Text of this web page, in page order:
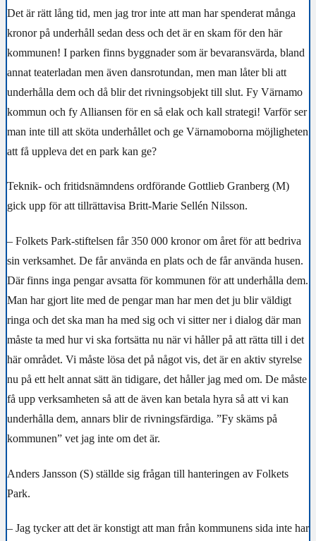
Det är rätt lång tid, men jag tror inte att man har spenderat många
kronor på underhåll sedan dess och det är en skam för den här
kommunen! I parken finns byggnader som är bevaransvärda, bland
annat teaterladan men även dansrotundan, men man låter bli att
underhålla dem och då blir det rivningsobjekt till slut. Fy Värnamo
kommun och fy Alliansen för en så elak och kall strategi! Varför ser
man inte till att sköta underhållet och ge Värnamoborna möjligheten
att få uppleva det en park kan ge?
Teknik- och fritidsnämndens ordförande Gottlieb Granberg (M)
gick upp för att tillrättavisa Britt-Marie Sellén Nilsson.
– Folkets Park-stiftelsen får 350 000 kronor om året för att bedriva
sin verksamhet. De får använda en plats och de får använda husen.
Där finns inga pengar avsatta för kommunen för att underhålla dem.
Man har gjort lite med de pengar man har men det ju blir väldigt
ringa och det ska man ha med sig och vi sitter ner i dialog där man
måste ta med hur vi ska fortsätta nu när vi håller på att rätta till i det
här området. Vi måste lösa det på något vis, det är en aktiv styrelse
nu på ett helt annat sätt än tidigare, det håller jag med om. De måste
få upp verksamheten så att de även kan betala hyra så att vi kan
underhålla dem, annars blir de rivningsfärdiga. ”Fy skäms på
kommunen” vet jag inte om det är.
Anders Jansson (S) ställde sig frågan till hanteringen av Folkets
Park.
– Jag tycker att det är konstigt att man från kommunens sida inte har